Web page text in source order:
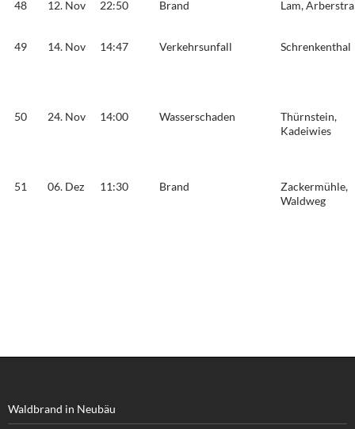
48 12. Nov 22:50 Brand Lam,
49 14. Nov 14:47 Verkehrsunfall Schrenkenthal
50 24. Nov 14:00 Wasserschaden
Thürnstein,
Kadeiwies
51 06. Dez 11:30 Brand
Zackermühle,
Waldweg
Waldbrand in Neubäu